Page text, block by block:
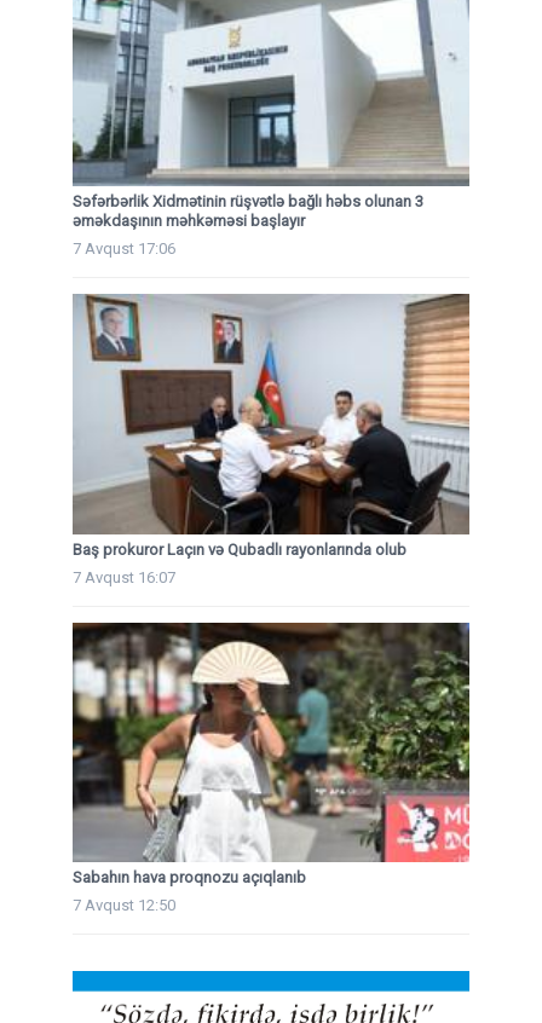
Səfərbərlik Xidmətinin rüşvətlə bağlı həbs olunan 3
əməkdaşının məhkəməsi başlayır
7 Avqust 17:06
Baş prokuror Laçın və Qubadlı rayonlarında olub
7 Avqust 16:07
Sabahın hava proqnozu açıqlanıb
7 Avqust 12:50